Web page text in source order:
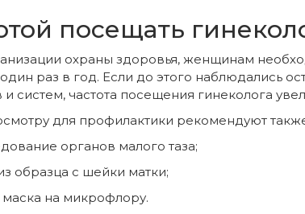
посещать
охраны здоровья, женщинам
раз в год. Если до этого наблюдались
систем, частота посещения гинеколога
для профилактики рекомендуют
органов малого таза;
образца с шейки матки;
на микрофлору.